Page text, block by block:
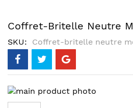
Coffret-Britelle Neutre
SKU Coffret-britelle neutre
Skip
to